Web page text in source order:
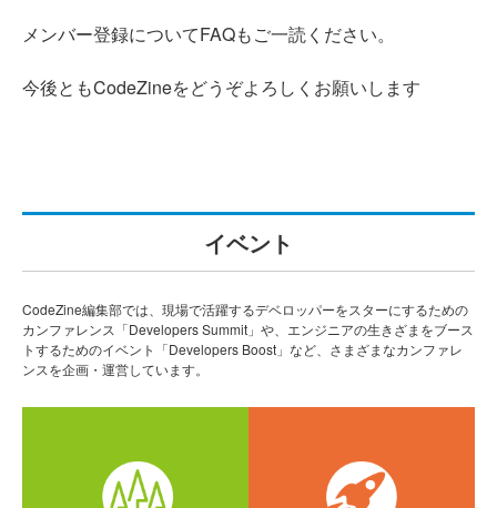
メンバー登録についてFAQもご一読ください。
今後ともCodeZineをどうぞよろしくお願いします
イベント
CodeZine編集部では、現場で活躍するデベロッパーをスターにするための
カンファレンス「Developers Summit」や、エンジニアの生きざまをブース
トするためのイベント「Developers Boost」など、さまざまなカンファレ
ンスを企画・運営しています。